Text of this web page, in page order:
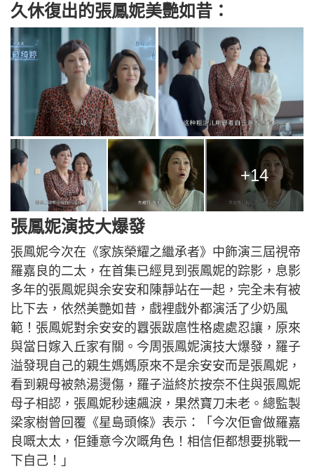
久休復出的張鳳妮美艷如昔：
+14
張鳳妮演技大爆發
張鳳妮今次在《家族榮耀之繼承者》中飾演三屆視帝
羅嘉良的二太，在首集已經見到張鳳妮的踪影，息影
多年的張鳳妮與余安安和陳靜站在一起，完全未有被
比下去，依然美艷如昔，戲裡戲外都演活了少奶風
範！張鳳妮對余安安的囂張跋扈性格處處忍讓，原來
與當日嫁入丘家有關。今周張鳳妮演技大爆發，羅子
溢發現自己的親生媽媽原來不是余安安而是張鳳妮，
看到親母被熱湯燙傷，羅子溢終於按奈不住與張鳳妮
母子相認，張鳳妮秒速飆淚，果然寶刀未老。總監製
梁家樹曾回覆《星島頭條》表示：「今次佢會做羅嘉
良嘅太太，佢鍾意今次嘅角色！相信佢都想要挑戰一
下自己！」